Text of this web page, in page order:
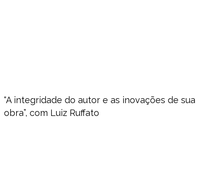
“A integridade do autor e as inovações de sua
obra”, com Luiz Ruffato